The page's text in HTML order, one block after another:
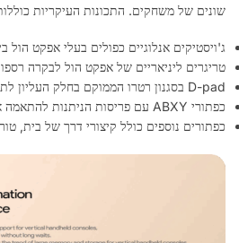
שונים של משחקים. התכונות העיקריות
ג'ויסטיקים אנלוגיים כפולים בעלי אפקט הול
טריגרים ליניאריים של אפקט הול לבקרה
D-pad בסגנון רטרו הממוקם בחלק העליון לתחושת גיימינג קלאסית
כפתורי ABXY עם פריסות הניתנות להתאמה אישית
כפתורים נוספים כולל קיצורי דרך של בית,